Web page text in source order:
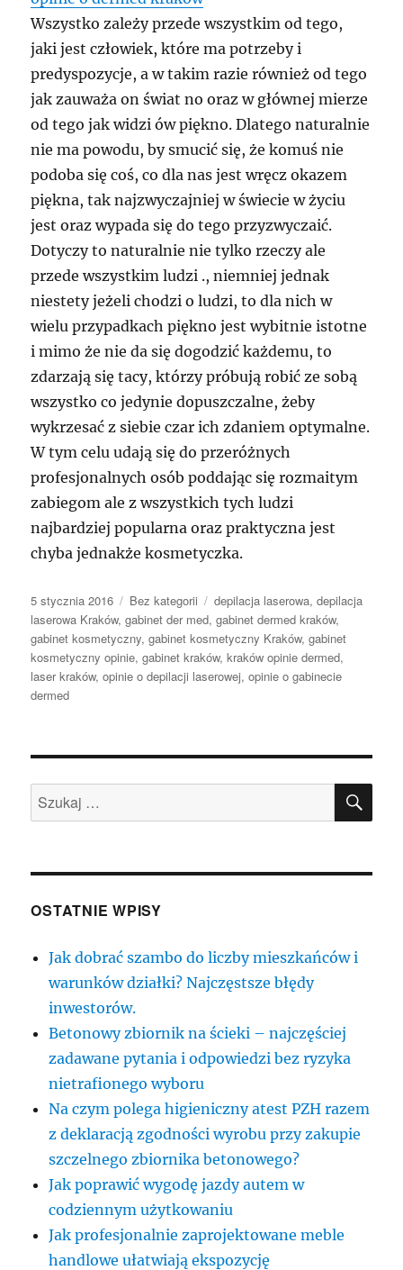
Wszystko zależy przede wszystkim od tego,
jaki jest człowiek, które ma potrzeby i
predyspozycje, a w takim razie również od tego
jak zauważa on świat no oraz w głównej mierze
od tego jak widzi ów piękno. Dlatego naturalnie
nie ma powodu, by smucić się, że komuś nie
podoba się coś, co dla nas jest wręcz okazem
piękna, tak najzwyczajniej w świecie w życiu
jest oraz wypada się do tego przyzwyczaić.
Dotyczy to naturalnie nie tylko rzeczy ale
przede wszystkim ludzi ., niemniej jednak
niestety jeżeli chodzi o ludzi, to dla nich w
wielu przypadkach piękno jest wybitnie istotne
i mimo że nie da się dogodzić każdemu, to
zdarzają się tacy, którzy próbują robić ze sobą
wszystko co jedynie dopuszczalne, żeby
wykrzesać z siebie czar ich zdaniem optymalne.
W tym celu udają się do przeróżnych
profesjonalnych osób poddając się rozmaitym
zabiegom ale z wszystkich tych ludzi
najbardziej popularna oraz praktyczna jest
chyba jednakże kosmetyczka.
Data
publikacji
5 stycznia 2016 Kategorie
Bez kategorii Tagi
depilacja laserowa,depilacja
laserowa Kraków,gabinet der med,gabinet dermed kraków,
gabinet kosmetyczny,gabinet kosmetyczny Kraków,gabinet
kosmetyczny opinie,gabinet kraków,kraków opinie dermed,
laser kraków,opinie o depilacji laserowej,opinie o gabinecie
dermed
Szukaj:
OSTATNIE WPISY
Jak dobrać szambo do liczby mieszkańców i
warunków działki? Najczęstsze błędy
inwestorów.
Betonowy zbiornik na ścieki – najczęściej
zadawane pytania i odpowiedzi bez ryzyka
nietrafionego wyboru
Na czym polega higieniczny atest PZH razem
z deklaracją zgodności wyrobu przy zakupie
szczelnego zbiornika betonowego?
Jak poprawić wygodę jazdy autem w
codziennym użytkowaniu
Jak profesjonalnie zaprojektowane meble
handlowe ułatwiają ekspozycję